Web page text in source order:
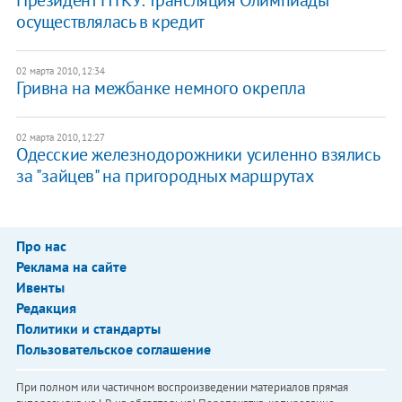
осуществлялась в кредит
02 марта 2010, 12:34
Гривна на межбанке немного окрепла
02 марта 2010, 12:27
Одесские железнодорожники усиленно взялись
за "зайцев" на пригородных маршрутах
Про нас
Реклама на сайте
Ивенты
Редакция
Политики и стандарты
Пользовательское соглашение
При полном или частичном воспроизведении материалов прямая